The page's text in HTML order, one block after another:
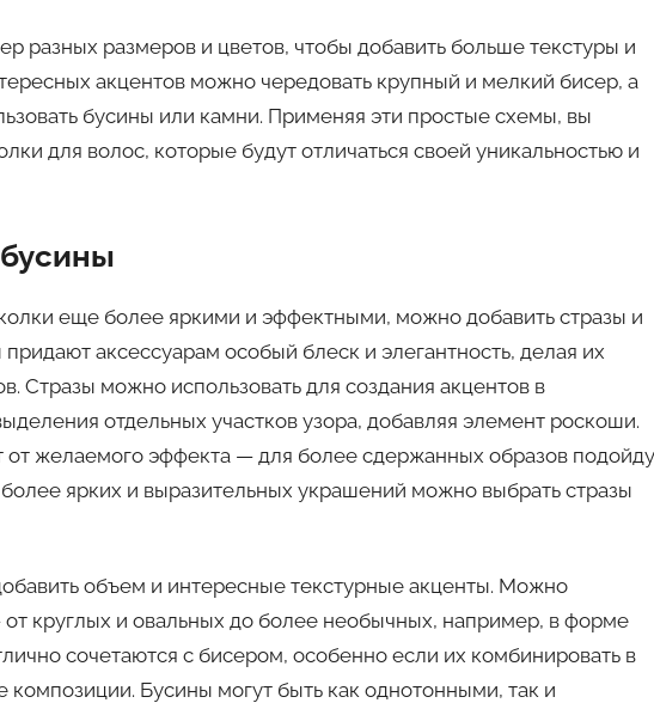
разных размеров и цветов, чтобы добавить больше текстуры и
акцентов можно чередовать крупный и мелкий бисер, а
бусины или камни. Применяя эти простые схемы, вы
для волос, которые будут отличаться своей уникальностью и
еще более яркими и эффектными, можно добавить стразы и
аксессуарам особый блеск и элегантность, делая их
Стразы можно использовать для создания акцентов в
отдельных участков узора, добавляя элемент роскоши.
от желаемого эффекта — для более сдержанных образов
ярких и выразительных украшений можно выбрать стразы
объем и интересные текстурные акценты. Можно
круглых и овальных до более необычных, например, в форме
сочетаются с бисером, особенно если их комбинировать в
Бусины могут быть как однотонными, так и